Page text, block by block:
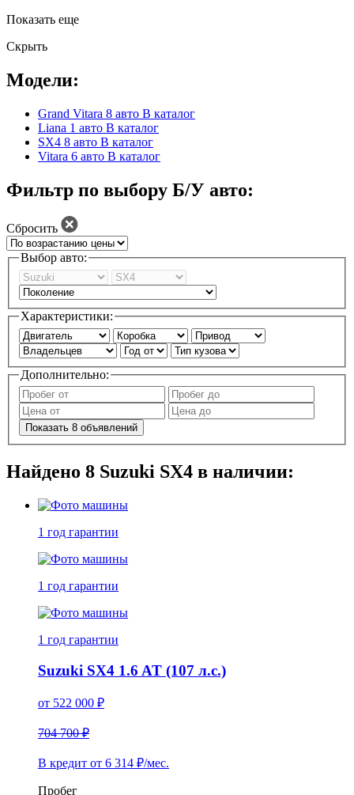
Показать еще
Скрыть
Модели:
Grand Vitara 8 авто В каталог
Liana 1 авто В каталог
SX4 8 авто В каталог
Vitara 6 авто В каталог
Фильтр по выбору Б/У авто:
Сбросить
Выбор авто:
Характеристики:
Дополнительно:
Показать 8 объявлений
Найдено 8 Suzuki SX4 в наличии:
1 год гарантии
1 год гарантии
1 год гарантии
Suzuki SX4 1.6 AT (107 л.с.)
от 522 000 ₽
704 700 ₽
В кредит от 6 314 ₽/мес.
Пробег